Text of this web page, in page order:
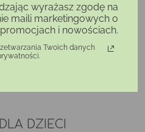
Cena
42,99 zł
DZIECI
wyrażasz zgodę na
maili marketingowych o
promocjach i nowościach.
Twoich danych